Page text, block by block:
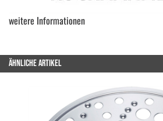
weitere Informationen
ÄHNLICHE ARTIKEL